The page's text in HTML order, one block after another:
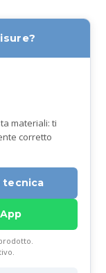
materiali: ti
corretto
tecnica